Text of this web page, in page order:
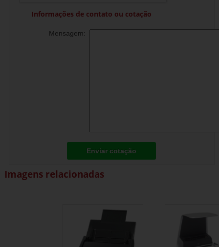
Informações de contato ou cotação
Mensagem:
Enviar cotação
Imagens relacionadas